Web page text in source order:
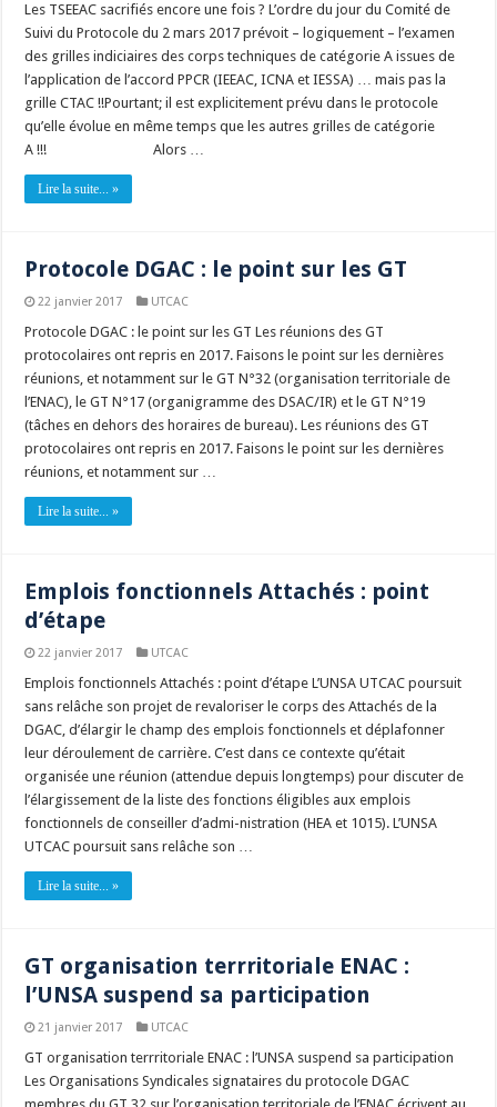
Les TSEEAC sacrifiés encore une fois ? L’ordre du jour du Comité de
Suivi du Protocole du 2 mars 2017 prévoit – logiquement – l’examen
des grilles indiciaires des corps techniques de catégorie A issues de
l’application de l’accord PPCR (IEEAC, ICNA et IESSA) … mais pas la
grille CTAC !!Pourtant; il est explicitement prévu dans le protocole
qu’elle évolue en même temps que les autres grilles de catégorie
A !!! Alors …
Lire la suite... »
Protocole DGAC : le point sur les GT
22 janvier 2017 UTCAC
Protocole DGAC : le point sur les GT Les réunions des GT
protocolaires ont repris en 2017. Faisons le point sur les dernières
réunions, et notamment sur le GT N°32 (organisation territoriale de
l’ENAC), le GT N°17 (organigramme des DSAC/IR) et le GT N°19
(tâches en dehors des horaires de bureau). Les réunions des GT
protocolaires ont repris en 2017. Faisons le point sur les dernières
réunions, et notamment sur …
Lire la suite... »
Emplois fonctionnels Attachés : point
d’étape
22 janvier 2017 UTCAC
Emplois fonctionnels Attachés : point d’étape L’UNSA UTCAC poursuit
sans relâche son projet de revaloriser le corps des Attachés de la
DGAC, d’élargir le champ des emplois fonctionnels et déplafonner
leur déroulement de carrière. C’est dans ce contexte qu’était
organisée une réunion (attendue depuis longtemps) pour discuter de
l’élargissement de la liste des fonctions éligibles aux emplois
fonctionnels de conseiller d’admi-nistration (HEA et 1015). L’UNSA
UTCAC poursuit sans relâche son …
Lire la suite... »
GT organisation terrritoriale ENAC :
l’UNSA suspend sa participation
21 janvier 2017 UTCAC
GT organisation terrritoriale ENAC : l’UNSA suspend sa participation
Les Organisations Syndicales signataires du protocole DGAC